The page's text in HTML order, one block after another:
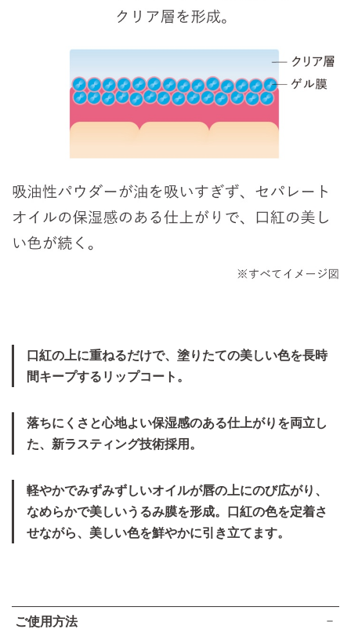
口紅の上に重ねるだけで、塗りたての美しい色を長時
間キープするリップコート。
落ちにくさと心地よい保湿感のある仕上がりを両立し
た、新ラスティング技術採用。
軽やかでみずみずしいオイルが唇の上にのび広がり、
なめらかで美しいうるみ膜を形成。口紅の色を定着さ
せながら、美しい色を鮮やかに引き立てます。
ご使用方法